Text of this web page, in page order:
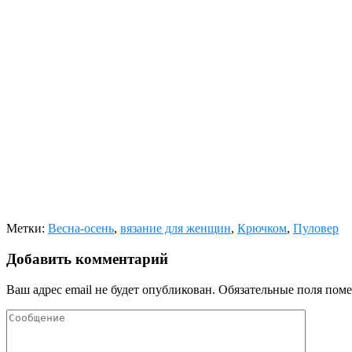
Метки: Весна-осень, вязание для женщин, Крючком, Пуловер
Добавить комментарий
Ваш адрес email не будет опубликован. Обязательные поля